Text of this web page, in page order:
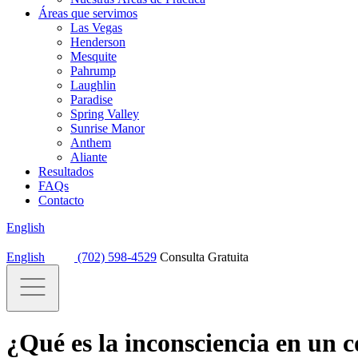
Áreas que servimos
Las Vegas
Henderson
Mesquite
Pahrump
Laughlin
Paradise
Spring Valley
Sunrise Manor
Anthem
Aliante
Resultados
FAQs
Contacto
English
English (702) 598-4529 Consulta Gratuita
¿Qué es la inconsciencia en un